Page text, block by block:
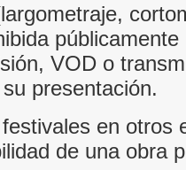
VOD o
presentación.
en otros
de una obra